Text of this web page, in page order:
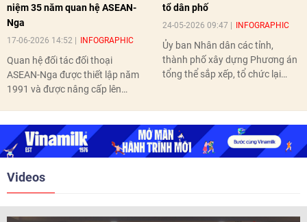
niệm 35 năm quan hệ ASEAN-
Nga
17-06-2026 14:52 INFOGRAPHIC
Quan hệ đối tác đối thoại
ASEAN-Nga được thiết lập năm
1991 và được nâng cấp lên
nghị Cấp cao vào các năm 2005,
2010, 2016, 2018, 2021.
tổ dân phố
24-05-2026 09:47 INFOGRAPHIC
Ủy ban Nhân dân các tỉnh,
thành phố xây dựng Phương án
tổng thể sắp xếp, tổ chức lại
Videos